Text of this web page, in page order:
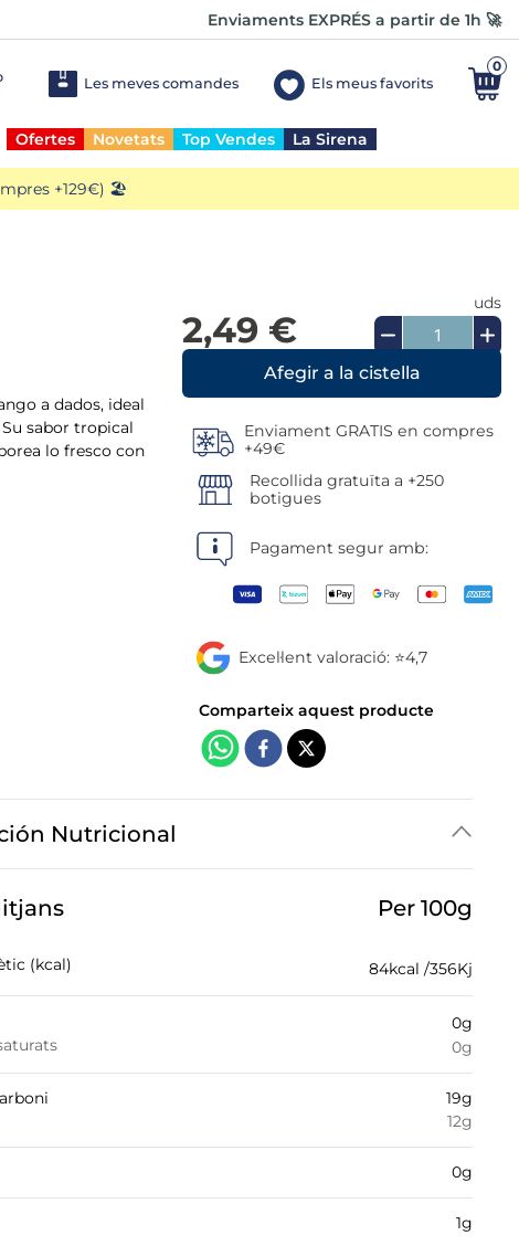
Enviaments EXPRÉS a partir de 1h 🚀
Les meves comandes Els meus favorits
0
Ofertes Novetats Top Vendes La Sirena
+129€) 🏖️
a dados, ideal
sabor tropical
lo fresco con
2,49 €
uds
Enviament GRATIS en compres
+49€
Recollida gratuïta a +250
botigues
Pagament segur amb:
Excel·lent valoració: ⭐4,7
Nutricional
Per 100g
(kcal) 84kcal /356Kj
0g
0g
19g
12g
0g
1g